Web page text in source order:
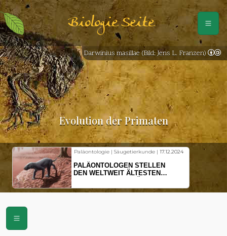
Biologie Seite
Evolution der Primaten
Paläontologie | Säugetierkunde | 17.12.2024
PALÄONTOLOGEN STELLEN
DEN WELTWEIT ÄLTESTEN
VOR
Darwinius masillae (Bild: Jens L. Franzen)